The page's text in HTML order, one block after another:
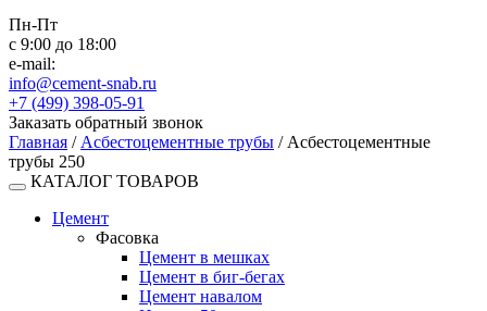
Пн-Пт
с 9:00 до 18:00
e-mail:
info@cement-snab.ru
+7 (499) 398-05-91
Заказать обратный звонок
Главная / Асбестоцементные трубы / Асбестоцементные
трубы 250
КАТАЛОГ ТОВАРОВ
Цемент
Фасовка
Цемент в мешках
Цемент в биг-бегах
Цемент навалом